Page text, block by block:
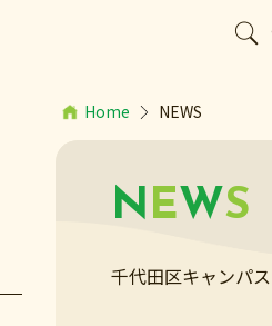
Home NEWS
NEWS
千代田区キャンパス